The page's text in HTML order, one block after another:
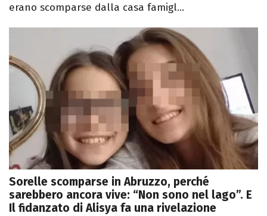
erano scomparse dalla casa famigl...
Sorelle scomparse in Abruzzo, perché
sarebbero ancora vive: “Non sono nel lago”. E
Il fidanzato di Alisya fa una rivelazione